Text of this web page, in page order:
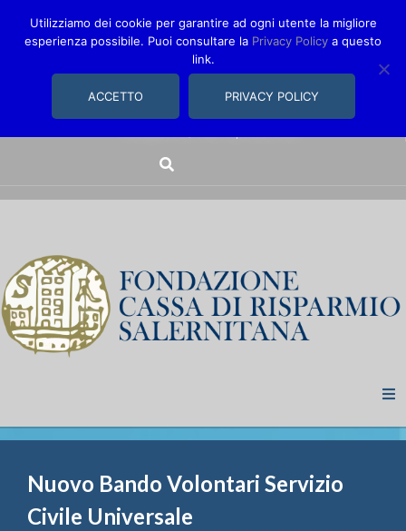
comunica@fondazionecarisal.it089 230611
Fondazione
Attività
Nuovo Bando Volontari Servizio
Civile Universale
Utilizziamo dei cookie per garantire ad ogni utente la migliore
esperienza possibile. Puoi consultare la Privacy Policy a questo
link.
ACCETTO PRIVACY POLICY